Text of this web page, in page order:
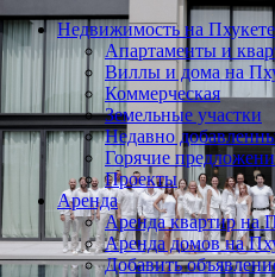
Недвижимость на Пхукете
Апартаменты и
Виллы и дома на
Коммерческая
Земельные участки
Недавно
Горячие
Проекты
Аренда
Аренда квартир на
Аренда домов на
Добавить